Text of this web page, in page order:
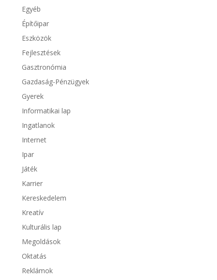
Egyéb
Építőipar
Eszközök
Fejlesztések
Gasztronómia
Gazdaság-Pénzügyek
Gyerek
Informatikai lap
Ingatlanok
Internet
Ipar
Játék
Karrier
Kereskedelem
Kreatív
Kulturális lap
Megoldások
Oktatás
Reklámok